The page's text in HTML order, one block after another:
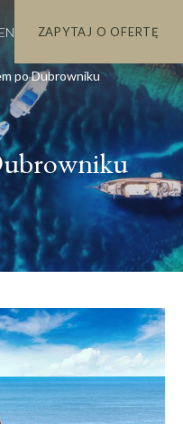
EN ZAPYTAJ O OFERTĘ
po Dubrowniku